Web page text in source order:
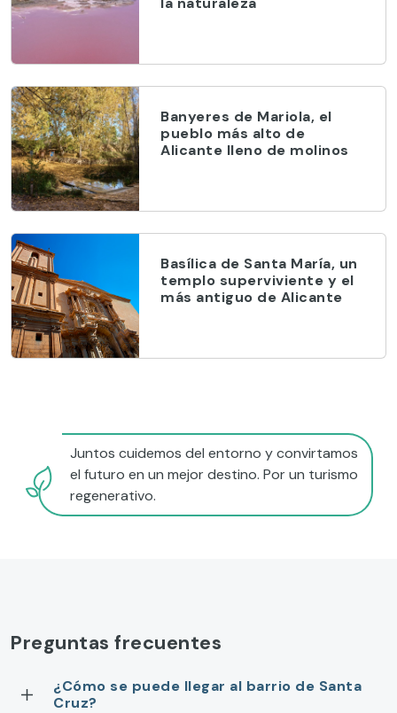
Banyeres de Mariola, el
pueblo más alto de
Alicante lleno de molinos
Basílica de Santa María, un
templo superviviente y el
más antiguo de Alicante
Juntos cuidemos del entorno y convirtamos
el futuro en un mejor destino. Por un turismo
regenerativo.
Preguntas frecuentes
¿Cómo se puede llegar al barrio de Santa
Cruz?